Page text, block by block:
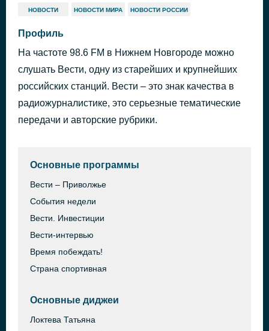
НОВОСТИ НОВОСТИ МИРА НОВОСТИ РОССИИ
Профиль
На частоте 98.6 FM в Нижнем Новгороде можно
слушать Вести, одну из старейших и крупнейших
российских станций. Вести – это знак качества в
радиожурналистике, это серьезные тематические
передачи и авторские рубрики.
Основные программы
Вести – Приволжье
События недели
Вести. Инвестиции
Вести-интервью
Время побеждать!
Страна спортивная
Основные диджеи
Локтева Татьяна